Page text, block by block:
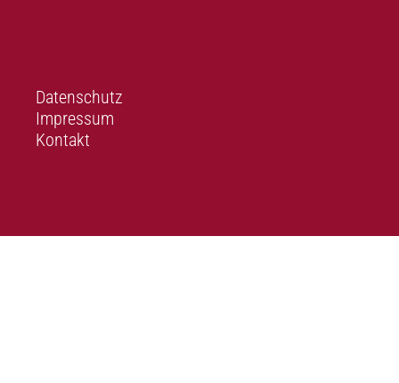
Datenschutz
Impressum
Kontakt